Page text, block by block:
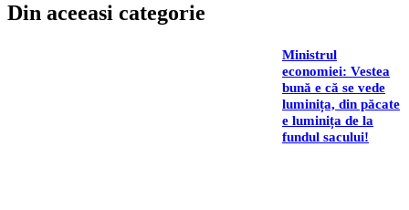
Din aceeasi categorie
Ministrul
economiei: Vestea
bună e că se vede
luminița, din păcate
e luminița de la
fundul sacului!